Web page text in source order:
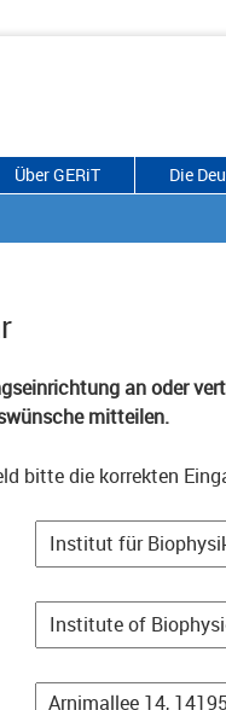
Über GERiT
Die
an oder
mitteilen.
bitte die korrekten